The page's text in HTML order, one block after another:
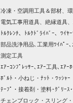
冷凍・空調用工具＆部材、
電気工事用道具、絶縁道具
ﾄﾙｸﾚﾝﾁ、ﾄﾙｸﾄﾞﾗｲﾊﾞｰ、ﾜｲﾔ
部品洗浄用品､工業用ﾜｲﾊﾟｰ
測定工具
ｴｱｰｺﾝﾌﾟﾚｯｻｰ､ｴｱｰ工具､ｴｱｰ
ﾎﾞﾙﾄ・小ねじ・ﾅｯﾄ・ﾜｯｼｬｰ
ﾃｰﾌﾟ・接着剤・塗料･ｸﾞﾘｰｽ
チェンブロック・スリング